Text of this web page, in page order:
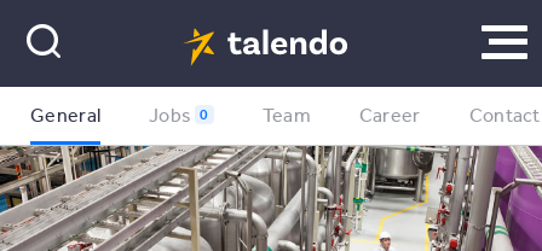
General Jobs 0 Team Career Contact